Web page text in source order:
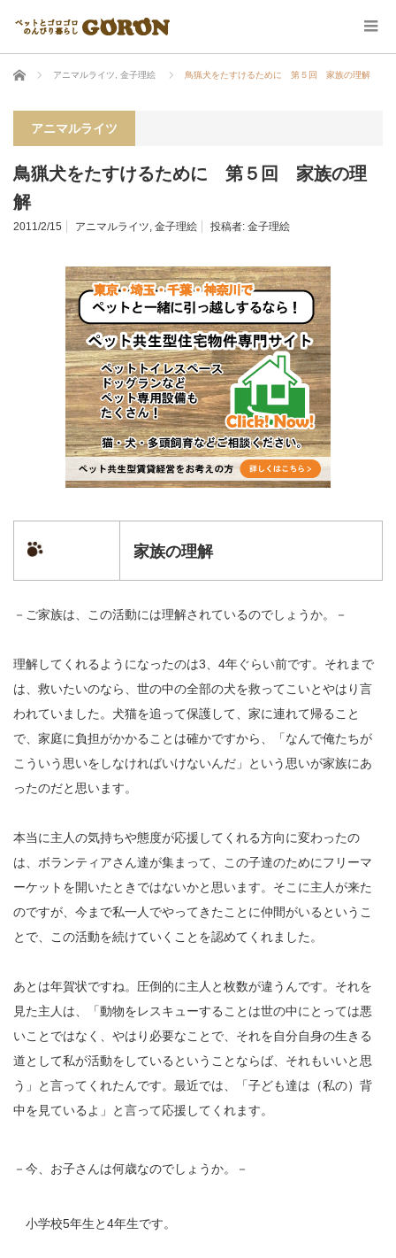
ホーム アニマルライツ 金子理絵 鳥猟犬をたすけるために 第５回 家族の理解
アニマルライツ
鳥猟犬をたすけるために 第５回 家族の理
解
2011/2/15 アニマルライツ, 金子理絵 投稿者: 金子理絵
家族の理解
－ご家族は、この活動には理解されているのでしょうか。－
理解してくれるようになったのは3、4年ぐらい前です。それまで
は、救いたいのなら、世の中の全部の犬を救ってこいとやはり言
われていました。犬猫を追って保護して、家に連れて帰ること
で、家庭に負担がかかることは確かですから、「なんで俺たちが
こういう思いをしなければいけないんだ」という思いが家族にあ
ったのだと思います。
本当に主人の気持ちや態度が応援してくれる方向に変わったの
は、ボランティアさん達が集まって、この子達のためにフリーマ
ーケットを開いたときではないかと思います。そこに主人が来た
のですが、今まで私一人でやってきたことに仲間がいるというこ
とで、この活動を続けていくことを認めてくれました。
あとは年賀状ですね。圧倒的に主人と枚数が違うんです。それを
見た主人は、「動物をレスキューすることは世の中にとっては悪
いことではなく、やはり必要なことで、それを自分自身の生きる
道として私が活動をしているということならば、それもいいと思
う」と言ってくれたんです。最近では、「子ども達は（私の）背
中を見ているよ」と言って応援してくれます。
－今、お子さんは何歳なのでしょうか。－
小学校5年生と4年生です。